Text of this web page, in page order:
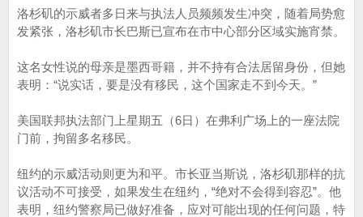
洛杉矶的示威者多日来与执法人员频频发生冲突，随着局势愈
发紧张，洛杉矶市长巴斯已宣布在市中心部分区域实施宵禁。
这名女性说的母亲是墨西哥籍，并不持有合法居留身份，但她
表明：“说实话，要是没有移民，这个国家走不到今天。”
美国联邦执法部门上星期五（6日）在弗利广场上的一座法院
门前，拘留多名移民。
纽约的示威活动则更为和平。市长亚当斯说，洛杉矶那样的抗
议活动不可接受，如果发生在纽约，“绝对不会得到容忍”。他
表明，纽约警察局已做好准备，应对可能出现的任何问题，特